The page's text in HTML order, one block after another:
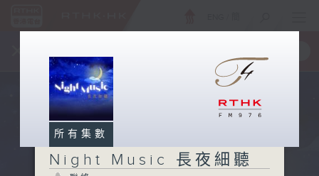
一手掌握 RTHK 電台、電視節目
所有集數
Night Music 長夜細聽